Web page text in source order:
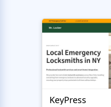
KeyPress